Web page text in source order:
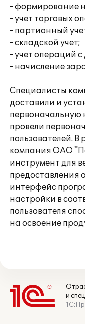
- формирование
- учет торговых
- партионный
- складской учет;
- учет операций
- начисление
Специалисты
доставили и
первоначальную
провели
пользователей. В
компания ОАО
инструмент для
предоставления
интерфейс
настройки в
пользователя
на освоение
и